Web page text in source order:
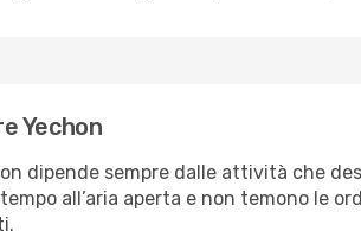
Yechon
dipende sempre dalle attività che
all’aria aperta e non temono le